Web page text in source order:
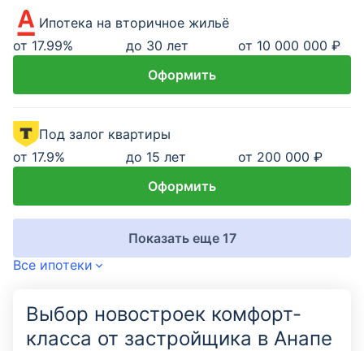
Ипотека на вторичное жильё
от 17.99% до 30 лет
от 10 000 000 ₽
Оформить
Под залог квартиры
от 17.9% до 15 лет
от 200 000 ₽
Оформить
Показать еще 17
Все ипотеки
Выбор новостроек комфорт-
класса от застройщика в Анапе